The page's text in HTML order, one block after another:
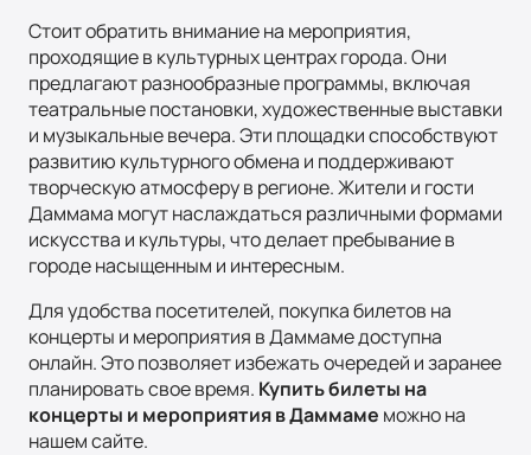
Стоит обратить внимание на мероприятия,
проходящие в культурных центрах города. Они
предлагают разнообразные программы, включая
театральные постановки, художественные выставки
и музыкальные вечера. Эти площадки способствуют
развитию культурного обмена и поддерживают
творческую атмосферу в регионе. Жители и гости
Даммама могут наслаждаться различными формами
искусства и культуры, что делает пребывание в
городе насыщенным и интересным.
Для удобства посетителей, покупка билетов на
концерты и мероприятия в Даммаме доступна
онлайн. Это позволяет избежать очередей и заранее
планировать свое время. Купить билеты на
концерты и мероприятия в Даммаме можно на
нашем сайте.